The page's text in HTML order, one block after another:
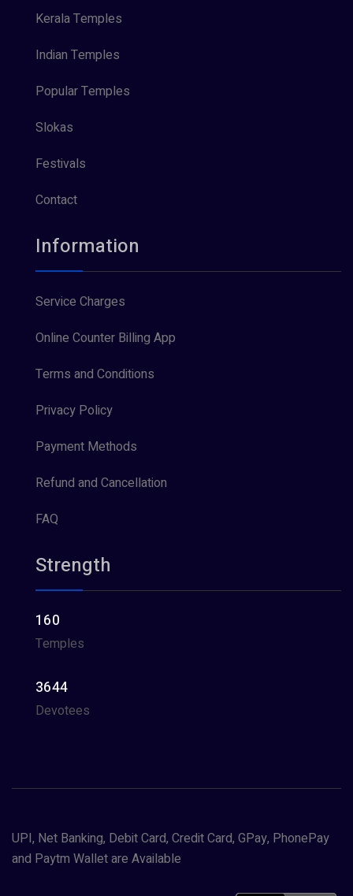
Kerala Temples
Indian Temples
Popular Temples
Slokas
Festivals
Contact
Information
Service Charges
Online Counter Billing App
Terms and Conditions
Privacy Policy
Payment Methods
Refund and Cancellation
FAQ
Strength
160
Temples
3644
Devotees
UPI, Net Banking, Debit Card, Credit Card, GPay, PhonePay
and Paytm Wallet are Available